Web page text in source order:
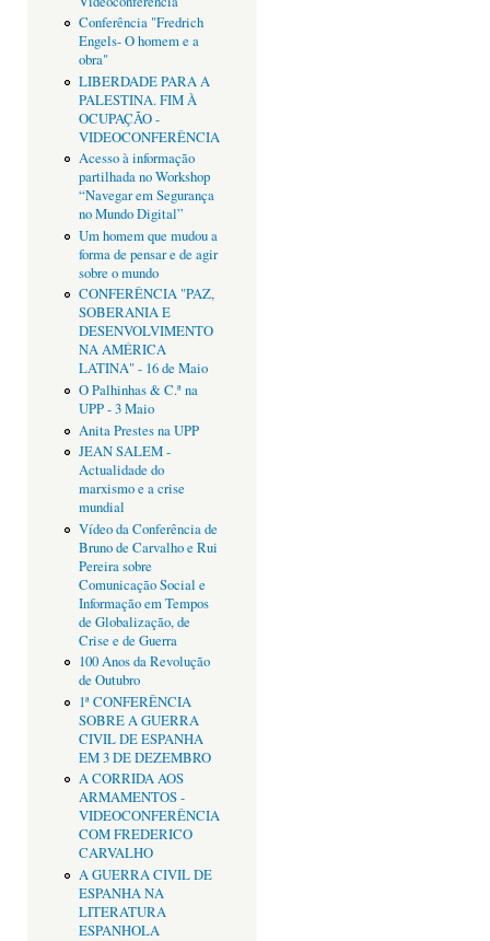
Conferência "Fredrich
Engels- O homem e a
obra"
LIBERDADE PARA A
PALESTINA. FIM À
OCUPAÇÃO -
VIDEOCONFERÊNCIA
Acesso à informação
partilhada no Workshop
“Navegar em Segurança
no Mundo Digital”
Um homem que mudou a
forma de pensar e de agir
sobre o mundo
CONFERÊNCIA "PAZ,
SOBERANIA E
DESENVOLVIMENTO
NA AMÉRICA
LATINA" - 16 de Maio
O Palhinhas & C.ª na
UPP - 3 Maio
Anita Prestes na UPP
JEAN SALEM -
Actualidade do
marxismo e a crise
mundial
Vídeo da Conferência de
Bruno de Carvalho e Rui
Pereira sobre
Comunicação Social e
Informação em Tempos
de Globalização, de
Crise e de Guerra
100 Anos da Revolução
de Outubro
1ª CONFERÊNCIA
SOBRE A GUERRA
CIVIL DE ESPANHA
EM 3 DE DEZEMBRO
A CORRIDA AOS
ARMAMENTOS -
VIDEOCONFERÊNCIA
COM FREDERICO
CARVALHO
A GUERRA CIVIL DE
ESPANHA NA
LITERATURA
ESPANHOLA